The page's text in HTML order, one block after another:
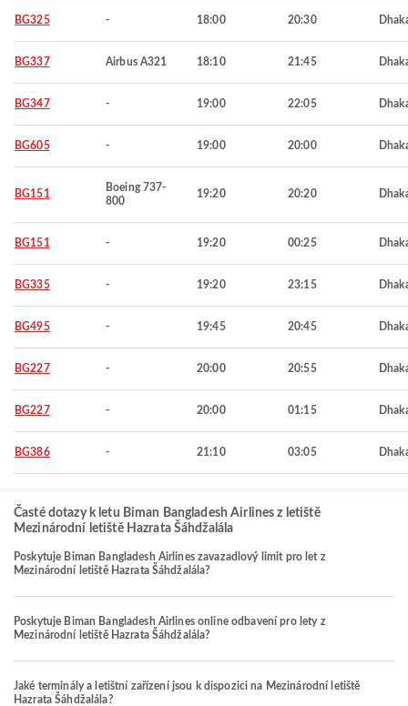
BG325 - 18:00 20:30
BG337 Airbus A321 18:10 21:45
BG347 - 19:00 22:05
BG605 - 19:00 20:00
BG151
Boeing 737-
800
19:20 20:20
BG151 - 19:20 00:25
BG335 - 19:20 23:15
BG495 - 19:45 20:45
BG227 - 20:00 20:55
BG227 - 20:00 01:15
BG386 - 21:10 03:05
Časté dotazy k letu Biman Bangladesh Airlines z letiště
Mezinárodní letiště Hazrata Šáhdžalála
Poskytuje Biman Bangladesh Airlines zavazadlový limit pro let z
Mezinárodní letiště Hazrata Šáhdžalála?
Poskytuje Biman Bangladesh Airlines online odbavení pro lety z
Mezinárodní letiště Hazrata Šáhdžalála?
Jaké terminály a letištní zařízení jsou k dispozici na Mezinárodní letiště
Hazrata Šáhdžalála?